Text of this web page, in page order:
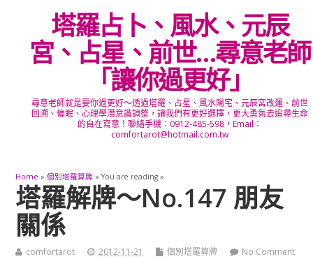
塔羅占卜、風水、元辰
宮、占星、前世…尋意老師
「讓你過更好」
尋意老師就是要你過更好～透過塔羅、占星、風水陽宅、元辰宮改運、前世
回溯、催眠、心理學潛意識調整，讓我們有更好選擇，更大勇氣去追尋生命
的自在寫意！聯絡手機：0912-485-598，Email：
comfortarot@hotmail.com.tw
Home » 個別塔羅算牌 » You are reading »
塔羅解牌～No.147 朋友
關係
comfortarot 2012-11-21 個別塔羅算牌 No Comment